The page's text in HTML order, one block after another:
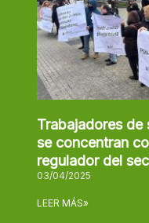
Trabajadores de
se concentran
regulador del
03/04/2025
LEER MÁS»